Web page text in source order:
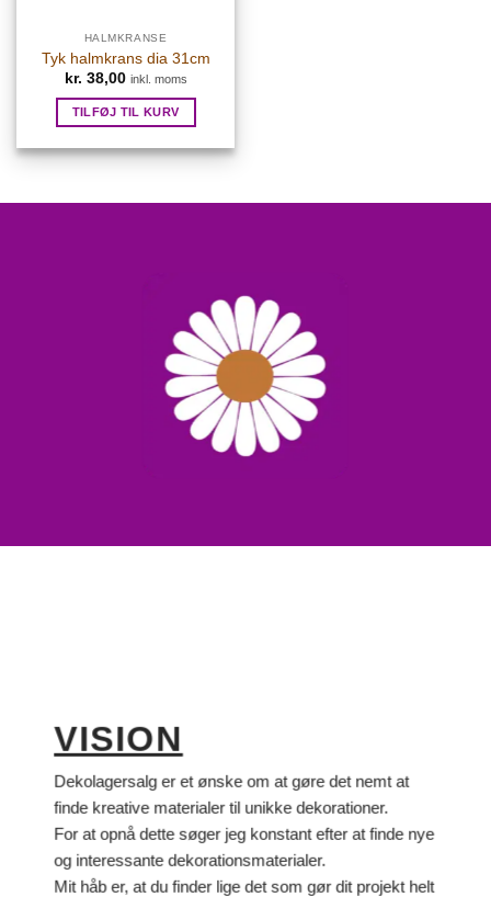
HALMKRANSE
Tyk halmkrans dia 31cm
kr. 38,00 inkl. moms
TILFØJ TIL KURV
VISION
Dekolagersalg er et ønske om at gøre det nemt at
finde kreative materialer til unikke dekorationer.
For at opnå dette søger jeg konstant efter at finde nye
og interessante dekorationsmaterialer.
Mit håb er, at du finder lige det som gør dit projekt helt